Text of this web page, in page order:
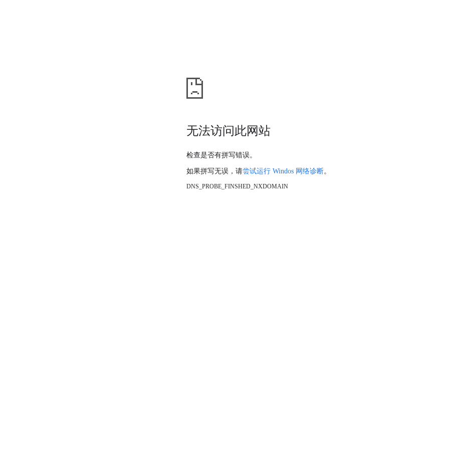
无法访问此网站
检查是否有拼写错误。
如果拼写无误，请尝试运行 Windos 网络诊断。
DNS_PROBE_FINSHED_NXDOMAIN